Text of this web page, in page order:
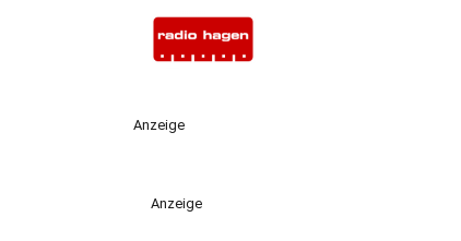
Anzeige
Anzeige